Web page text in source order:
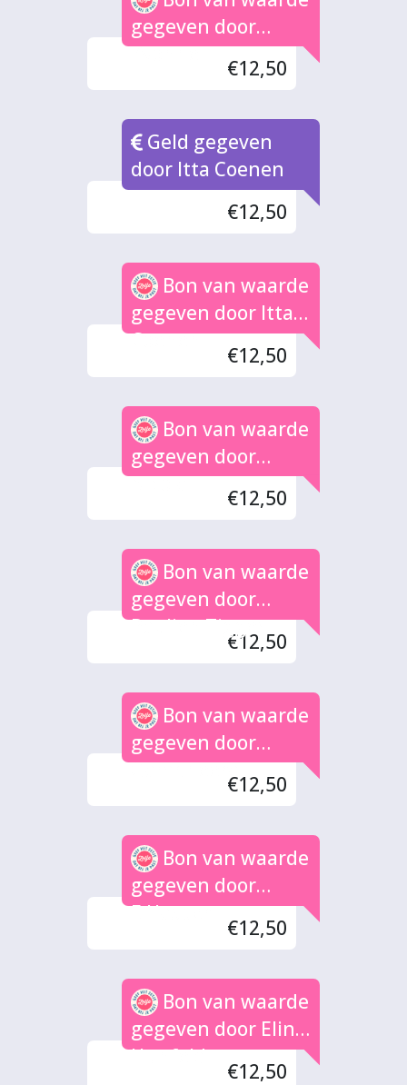
gegeven door
Yvonne
€12,50
Geld gegeven
door Itta Coenen
€12,50
Bon van waarde
gegeven door Itta
Coenen
€12,50
Bon van waarde
gegeven door
Nicolai
€12,50
Bon van waarde
gegeven door
Paulien Tigges
€12,50
Bon van waarde
gegeven door
Gambheera
€12,50
Bon van waarde
gegeven door
E.Hasper
€12,50
Bon van waarde
gegeven door Eline
Hunfeld
€12,50